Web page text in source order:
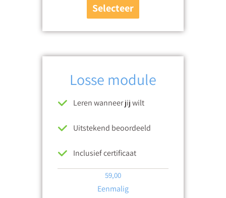
Selecteer
Losse module
Leren wanneer jij wilt
Uitstekend beoordeeld
Inclusief certificaat
59,00
Eenmalig